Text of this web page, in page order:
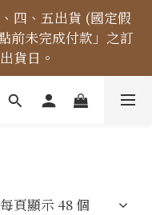
格標示更新為原價，
算。
四、五出貨 (國定假
前未完成付款」之訂
貨日。
1000元免運費！
算。
每頁顯示 48 個